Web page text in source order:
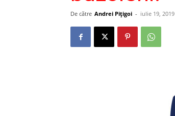
De către Andrei Pițigoi - iulie 19, 2019